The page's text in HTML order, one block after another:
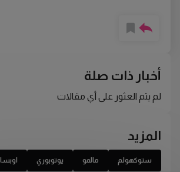
أخبار ذات صلة
لم يتم العثور على أي مقالات
المزيد
ستوكهولم مالمو يوتوبوري